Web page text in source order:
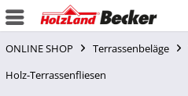
ONLINE SHOP Terrassenbeläge
Holz-Terrassenfliesen